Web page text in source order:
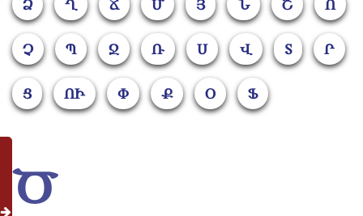
Ձ Ղ Ճ Մ Յ Ն Շ Ո
Չ Պ Ջ Ռ Ս Վ Տ Ր
Ց ՈԻ Փ Ք Օ Ֆ
Ծ